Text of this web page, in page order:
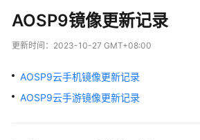
最
新
态
新
AOSP9镜像更新记录
更新时间： 2023-10-27 GMT+08:00
AOSP9云手机镜像更新记录
AOSP9云手游镜像更新记录